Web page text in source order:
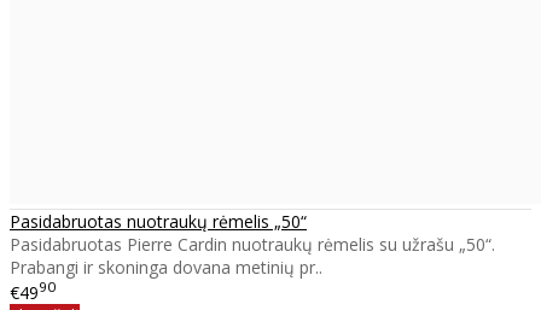
Pasidabruotas nuotraukų rėmelis „50“
Pasidabruotas Pierre Cardin nuotraukų rėmelis su užrašu „50“.
Prabangi ir skoninga dovana metinių pr..
€4990